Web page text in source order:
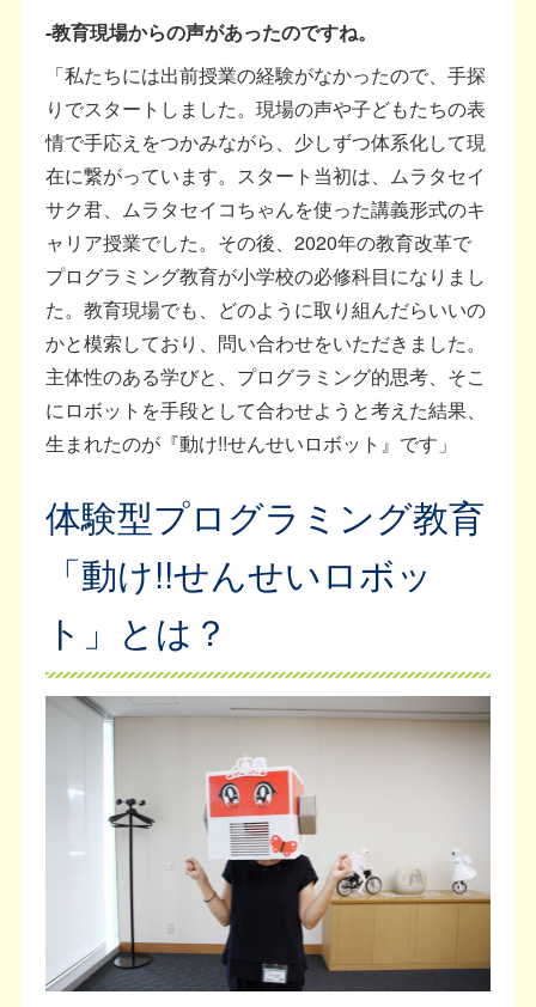
-教育現場からの声があったのですね。
「私たちには出前授業の経験がなかったので、手探
りでスタートしました。現場の声や子どもたちの表
情で手応えをつかみながら、少しずつ体系化して現
在に繋がっています。スタート当初は、ムラタセイ
サク君、ムラタセイコちゃんを使った講義形式のキ
ャリア授業でした。その後、2020年の教育改革で
プログラミング教育が小学校の必修科目になりまし
た。教育現場でも、どのように取り組んだらいいの
かと模索しており、問い合わせをいただきました。
主体性のある学びと、プログラミング的思考、そこ
にロボットを手段として合わせようと考えた結果、
生まれたのが『動け!!せんせいロボット』です」
体験型プログラミング教育
「動け!!せんせいロボッ
ト」とは？